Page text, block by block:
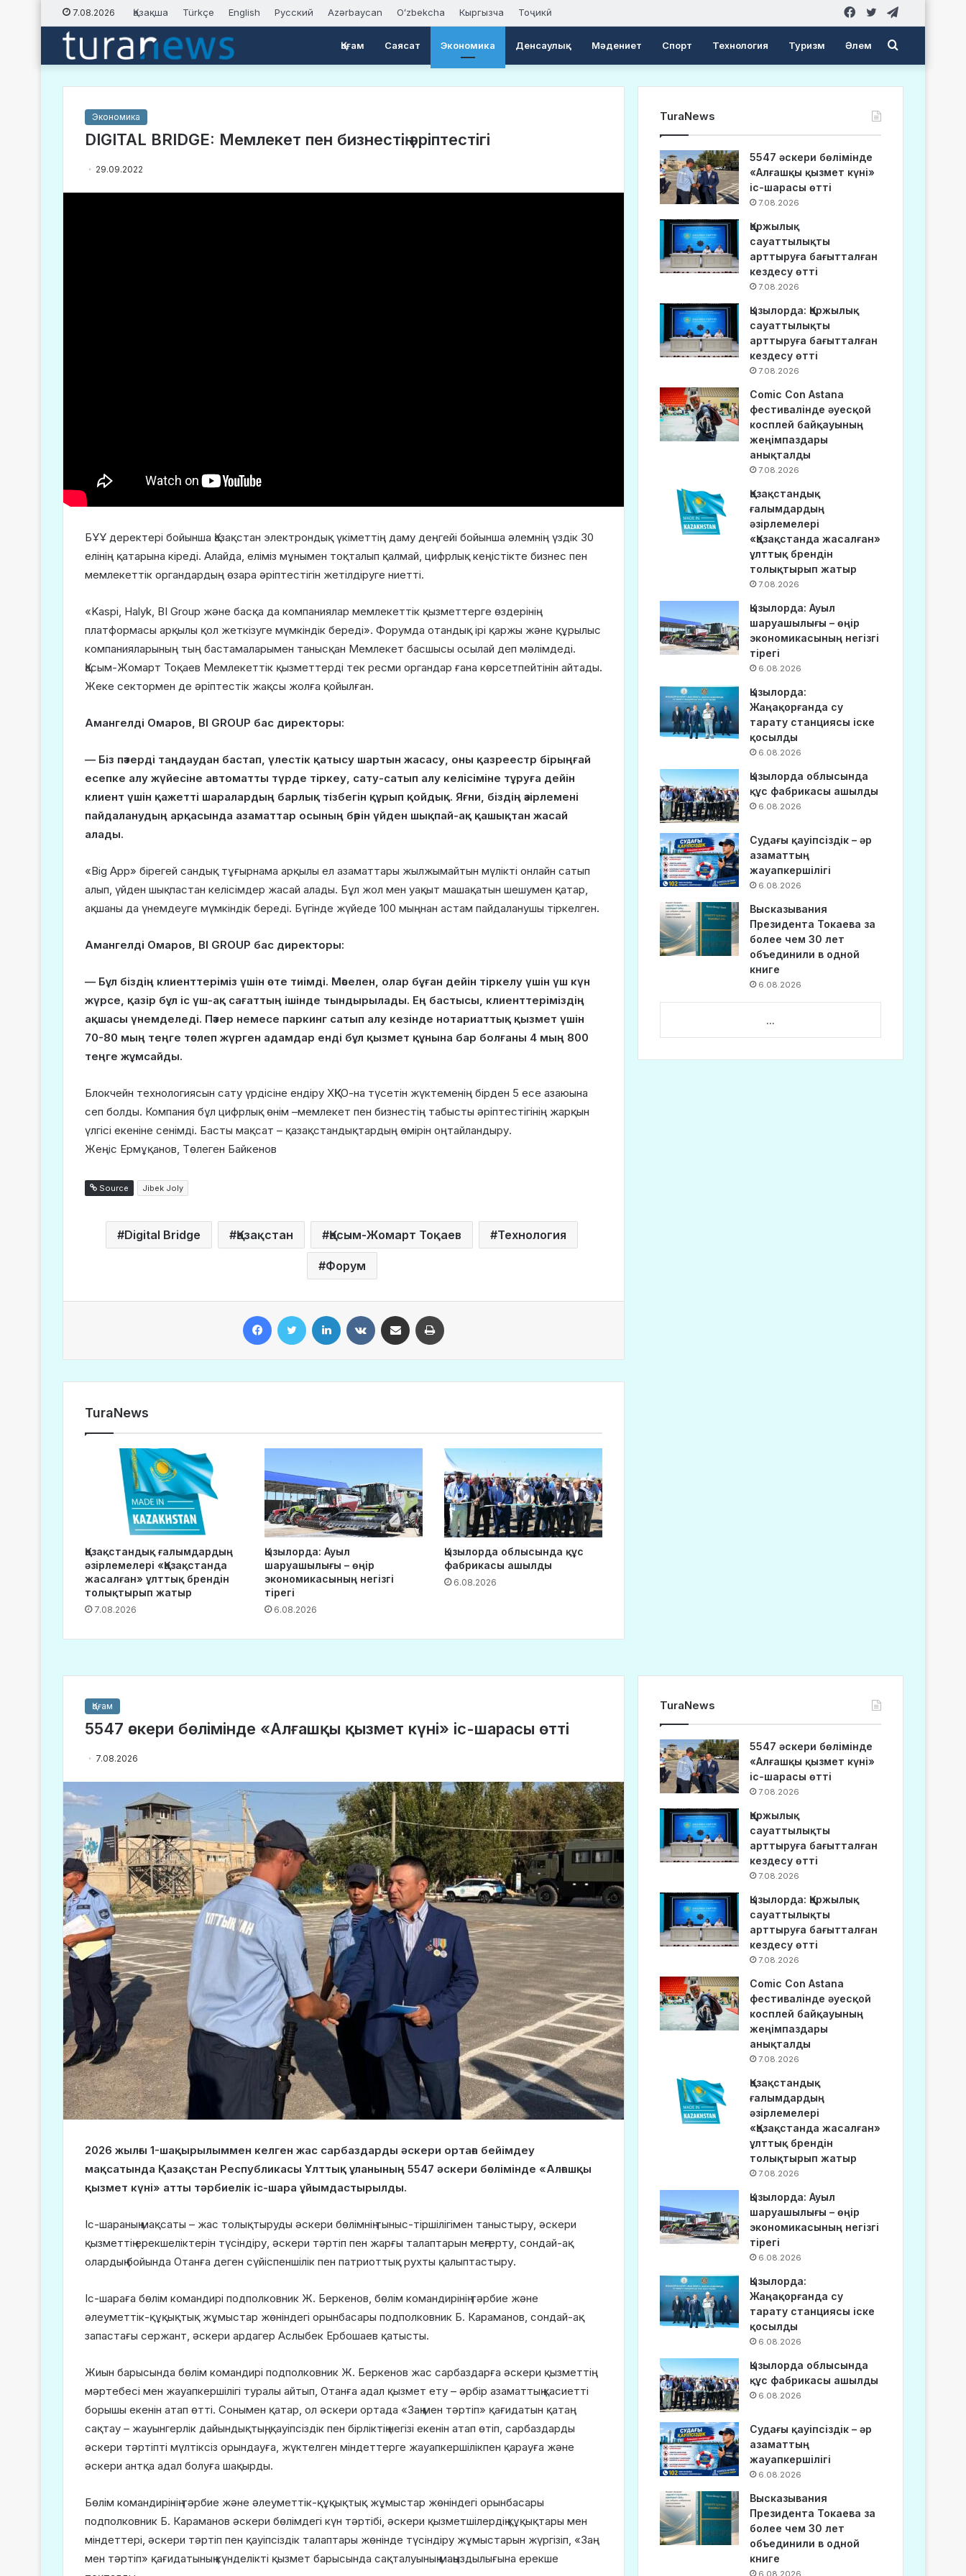
7.08.2026 Қазақша Türkçe English Русский Azərbaycan Oʻzbekcha Кыргызча Тоҷикӣ Twitter
Facebook
Қоғам Саясат Экономика Денсаулық Мәдениет Спорт Технология Туризм Әлем Search
for
Экономика
DIGITAL BRIDGE: Мемлекет пен бизнестің әріптестігі
29.09.2022
БҰҰ деректері бойынша Қазақстан электрондық үкіметтің даму деңгейі бойынша әлемнің үздік 30
елінің қатарына кіреді. Алайда, еліміз мұнымен тоқталып қалмай, цифрлық кеңістікте бизнес пен
мемлекеттік органдардың өзара әріптестігін жетілдіруге ниетті.
«Kaspi, Halyk, BI Group және басқа да компаниялар мемлекеттік қызметтерге өздерінің
платформаcы арқылы қол жеткізуге мүмкіндік береді». Форумда отандық ірі қаржы және құрылыс
компанияларының тың бастамаларымен танысқан Мемлекет басшысы осылай деп мәлімдеді.
Қасым-Жомарт Тоқаев Мемлекеттік қызметтерді тек ресми органдар ғана көрсетпейтінін айтады.
Жеке сектормен де әріптестік жақсы жолға қойылған.
Амангелді Омаров, BI GROUP бас директоры:
— Біз пәтерді таңдаудан бастап, үлестік қатысу шартын жасасу, оны қазреестр бірыңғай
есепке алу жүйесіне автоматты түрде тіркеу, сату-сатып алу келісіміне тұруға дейін
клиент үшін қажетті шаралардың барлық тізбегін құрып қойдық. Яғни, біздің әзірлемені
пайдаланудың арқасында азаматтар осының бәрін үйден шықпай-ақ қашықтан жасай
алады.
«Big App» бірегей сандық тұғырнама арқылы ел азаматтары жылжымайтын мүлікті онлайн сатып
алып, үйден шықпастан келісімдер жасай алады. Бұл жол мен уақыт машақатын шешумен қатар,
ақшаны да үнемдеуге мүмкіндік береді. Бүгінде жүйеде 100 мыңнан астам пайдаланушы тіркелген.
Амангелді Омаров, BI GROUP бас директоры:
— Бұл біздің клиенттеріміз үшін өте тиімді. Мәселен, олар бұған дейін тіркелу үшін үш күн
жүрсе, қазір бұл іс үш-ақ сағаттың ішінде тындырылады. Ең бастысы, клиенттеріміздің
ақшасы үнемделеді. Пәтер немесе паркинг сатып алу кезінде нотариаттық қызмет үшін
70-80 мың теңге төлеп жүрген адамдар енді бұл қызмет құнына бар болғаны 4 мың 800
теңге жұмсайды.
Блокчейн технологиясын сату үрдісіне ендіру ХҚКО-на түсетін жүктеменің бірден 5 есе азаюына
сеп болды. Компания бұл цифрлық өнім –мемлекет пен бизнестің табысты әріптестігінің жарқын
үлгісі екеніне сенімді. Басты мақсат – қазақстандықтардың өмірін оңтайландыру.
Жеңіс Ермұқанов, Төлеген Байкенов
Source Jibek Joly
Digital Bridge Қазақстан Қасым-Жомарт Тоқаев Технология
Форум
TuraNews
Қазақстандық ғалымдардың
әзірлемелері «Қазақстанда
жасалған» ұлттық брендін
толықтырып жатыр
7.08.2026
Қызылорда: Ауыл
шаруашылығы – өңір
экономикасының негізгі
тірегі
6.08.2026
Қызылорда облысында құс
фабрикасы ашылды
6.08.2026
TuraNews
5547 әскери бөлімінде
«Алғашқы қызмет күні»
іс-шарасы өтті
7.08.2026
Қаржылық
сауаттылықты
арттыруға бағытталған
кездесу өтті
7.08.2026
Қызылорда: Қаржылық
сауаттылықты
арттыруға бағытталған
кездесу өтті
7.08.2026
Comic Con Astana
фестивалінде әуесқой
косплей байқауының
жеңімпаздары
анықталды
7.08.2026
Қазақстандық
ғалымдардың
әзірлемелері
«Қазақстанда жасалған»
ұлттық брендін
толықтырып жатыр
7.08.2026
Қызылорда: Ауыл
шаруашылығы – өңір
экономикасының негізгі
тірегі
6.08.2026
Қызылорда:
Жаңақорғанда су
тарату станциясы іске
қосылды
6.08.2026
Қызылорда облысында
құс фабрикасы ашылды
6.08.2026
Судағы қауіпсіздік – әр
азаматтың
жауапкершілігі
6.08.2026
Высказывания
Президента Токаева за
более чем 30 лет
объединили в одной
книге
6.08.2026
...